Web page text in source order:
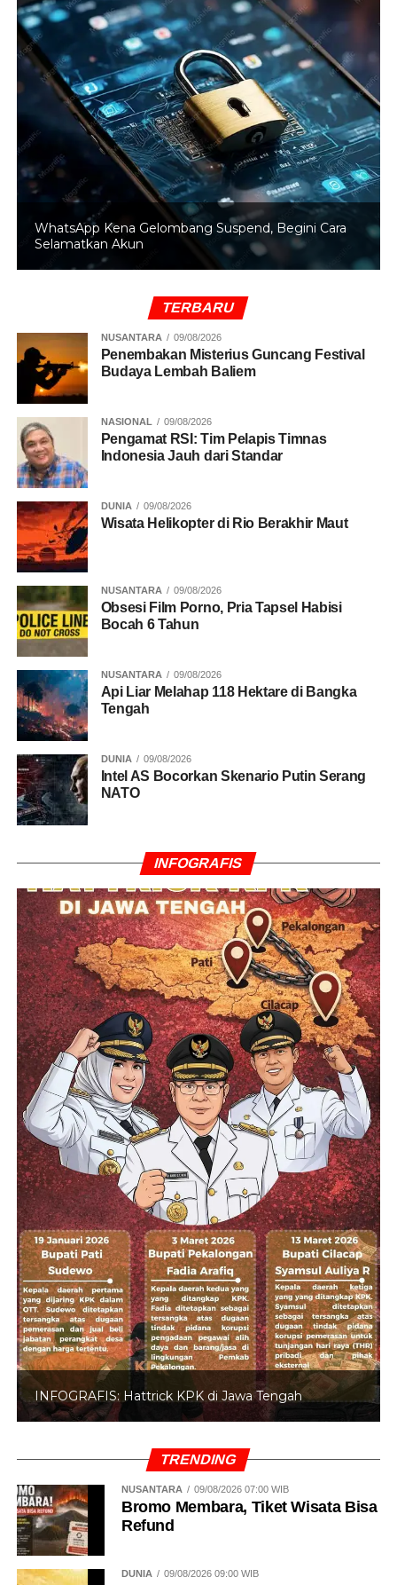
Akibat Gempa Bumi Bermagnitudo 5,6
Tips Tambahan untuk Konten
Lebih Menarik:
Sisipkan infografisperbandingan cuaca tiap
wilayah Jakarta.
Tambahkan fotolangit Jakarta saat
berawan/hujan untuk visualisasi.
Berikan prediksi cuaca 3 hari ke depan
nilai tambah.(Samsu)
RELATED TOPICS: BMKG CUACA JAKARTA
UP NEXT
Hari Rabu Produktif: Sekalian Perpanjang SIM di
5 Lokasi SIM Keliling Jakarta
DON'T MISS
Akhir April, Transjabodetabek Blok M–Alam
Sutera Siap Diluncurkan
WhatsApp Kena Gelombang Suspend, Begini Cara
Selamatkan Akun
TERBARU
NUSANTARA 09/08/2026
Penembakan Misterius Guncang Festival
Budaya Lembah Baliem
NASIONAL 09/08/2026
Pengamat RSI: Tim Pelapis Timnas
Indonesia Jauh dari Standar
DUNIA 09/08/2026
Wisata Helikopter di Rio Berakhir Maut
NUSANTARA 09/08/2026
Obsesi Film Porno, Pria Tapsel Habisi
Bocah 6 Tahun
NUSANTARA 09/08/2026
Api Liar Melahap 118 Hektare di Bangka
Tengah
DUNIA 09/08/2026
Intel AS Bocorkan Skenario Putin Serang
NATO
INFOGRAFIS
INFOGRAFIS: Hattrick KPK di Jawa Tengah
TRENDING
NUSANTARA 09/08/2026 07:00 WIB
Bromo Membara, Tiket Wisata Bisa
Refund
DUNIA 09/08/2026 09:00 WIB